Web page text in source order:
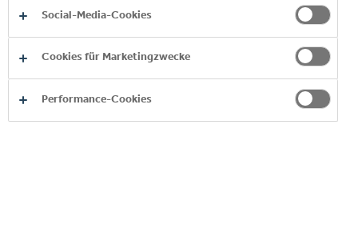
Produktsortiment an.
Erfahre mehr und entdecke unser
alphabetisches Getränkeverzeichnis.
Social-Media-Cookies
Cookies für Marketingzwecke
Performance-Cookies